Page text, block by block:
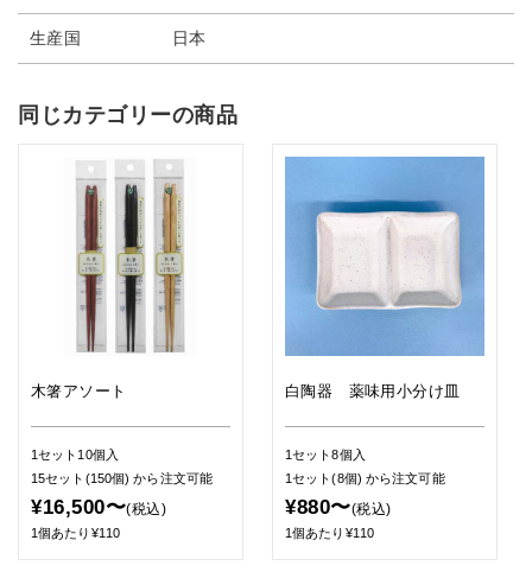
生産国 日本
同じカテゴリーの商品
木箸アソート
1セット10個入
15セット(150個)から注文可能
¥16,500〜(税込)
1個あたり¥110
白陶器 薬味用小分け皿
1セット8個入
1セット(8個) から注文可能
¥880〜(税込)
1個あたり¥110